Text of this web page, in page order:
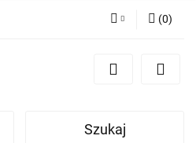
Zaloguj się
Zgody cookies
(0)
Szukaj